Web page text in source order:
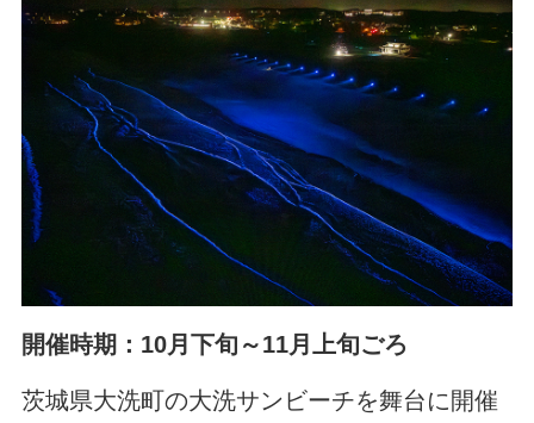
開催時期：10月下旬～11月上旬ごろ
茨城県大洗町の大洗サンビーチを舞台に開催